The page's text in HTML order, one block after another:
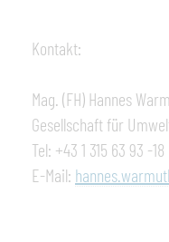
Kontakt:
Mag. (FH) Hannes
Gesellschaft für
Tel: +43 1 315 63 93 -18
E-Mail: